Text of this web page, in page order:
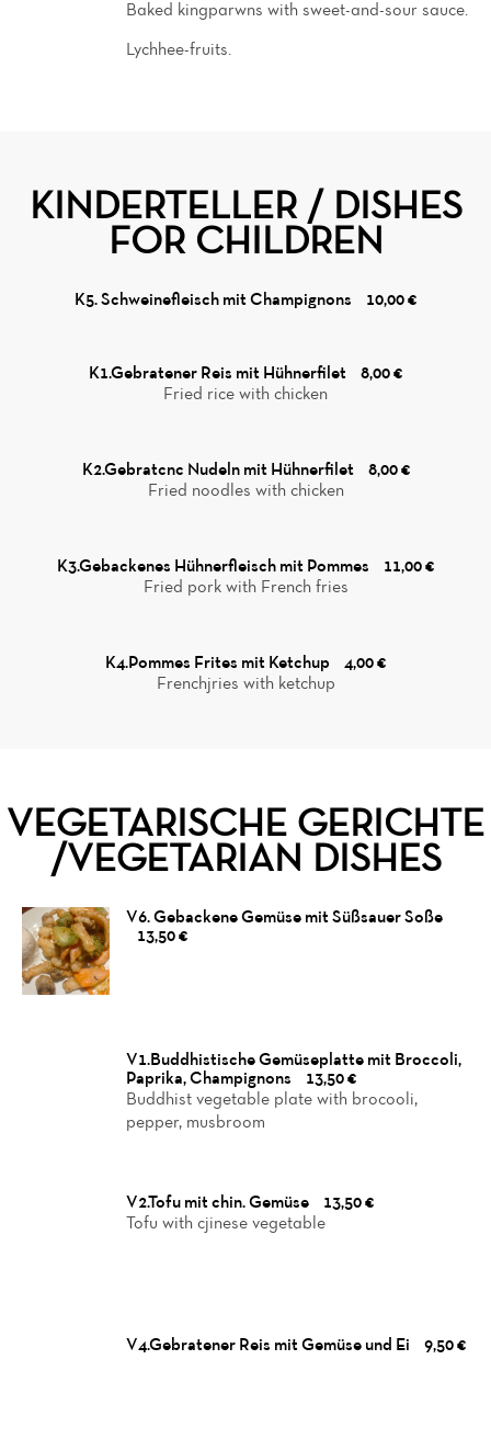
Baked kingparwns with sweet-and-sour sauce.
Lychhee-fruits.
KINDERTELLER / DISHES
FOR CHILDREN
K5. Schweinefleisch mit Champignons 10,00 €
K1.Gebratener Reis mit Hühnerfilet
8,00 €
Fried rice with chicken
K2.Gebratcnc Nudeln mit Hühnerfilet
8,00 €
Fried noodles with chicken
K3.Gebackenes Hühnerfleisch mit Pommes
11,00 €
Fried pork with French fries
K4.Pommes Frites mit Ketchup
4,00 €
Frenchjries with ketchup
VEGETARISCHE GERICHTE
/VEGETARIAN DISHES
V6. Gebackene Gemüse mit Süßsauer Soße
13,50 €
V1.Buddhistische Gemüseplatte mit Broccoli,
Paprika, Champignons
13,50 €
Buddhist vegetable plate with brocooli,
pepper, musbroom
V2.Tofu mit chin. Gemüse
13,50 €
Tofu with cjinese vegetable
V4.Gebratener Reis mit Gemüse und Ei 9,50 €